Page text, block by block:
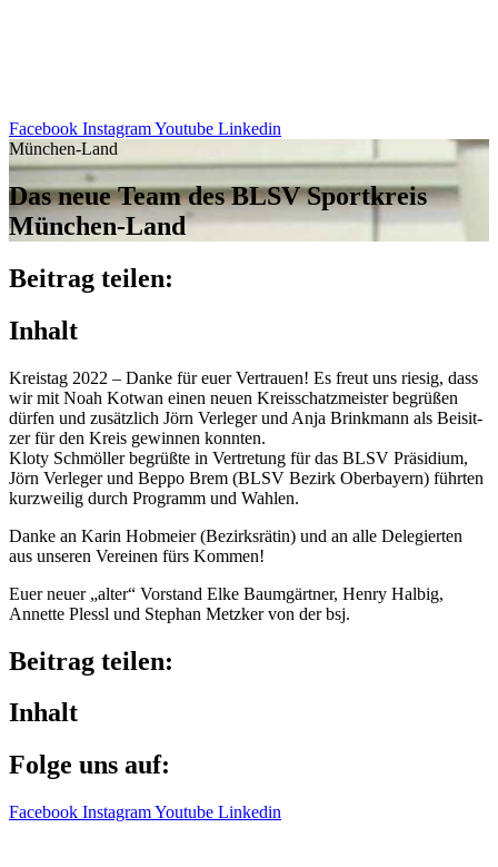
Facebook InstagramYoutube Linkedin
München-Land
Das neue Team des BLSV Sport­kreis
München-Land
Beitrag teilen:
Inhalt
Kreis­tag 2022 – Danke für euer Vertrauen! Es freut uns riesig, dass
wir mit Noah Kotwan einen neuen Kreis­schatz­meis­ter begrü­ßen
dürfen und zusätz­lich Jörn Verle­ger und Anja Brink­mann als Beisit­
zer für den Kreis gewin­nen konn­ten.
Kloty Schm­öl­ler begrüßte in Vertre­tung für das BLSV Präsi­dium,
Jörn Verle­ger und Beppo Brem (BLSV Bezirk Ober­bay­ern) führ­ten
kurz­wei­lig durch Programm und Wahlen.
Danke an Karin Hobmeier (Bezirks­rä­tin) und an alle Dele­gier­ten
aus unse­ren Verei­nen fürs Kommen!
Euer neuer „alter“ Vorstand Elke Baum­gärt­ner, Henry Halbig,
Annette Plessl und Stephan Metz­ker von der bsj.
Beitrag teilen:
Inhalt
Folge uns auf:
Facebook InstagramYoutube Linkedin